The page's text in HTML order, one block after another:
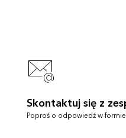
Skontaktuj się z
Poproś o odpowiedź w